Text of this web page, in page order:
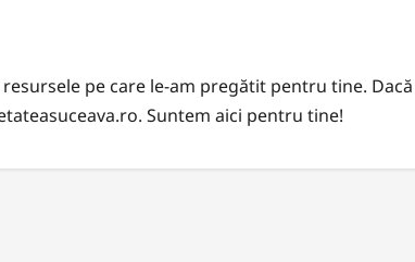
pe care le-am pregătit pentru tine. Dacă
. Suntem aici pentru tine!